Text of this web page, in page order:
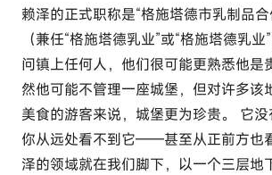
赖泽的正式职称是“格施塔德市乳制品
（兼任“格施塔德乳业”或“格施塔德乳
问镇上任何人，他们很可能更熟悉他是
然他可能不管理一座城堡，但对许多该
美食的游客来说，城堡更为珍贵。 它没
你从远处看不到它——甚至从正前方也
泽的领域就在我们脚下，以一个三层地